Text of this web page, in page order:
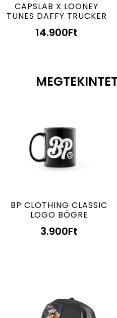
CAPSLAB X LOONEY
TUNES DAFFY TRUCKER
14.900Ft
BP CLOTHING CLASSIC
LOGO BÖGRE
3.900Ft